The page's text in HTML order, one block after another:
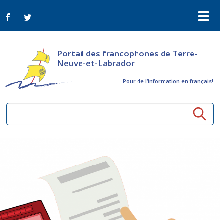
Portail des francophones de Terre-
Neuve-et-Labrador
Pour de l‘information en français!
Activités à distance
ConnectAînés
Arts et culture
Appels d'offres du secteur culturel
Plan de Développement Global
Organismes
Nouvelles
Bulletin Le FrancoTNL